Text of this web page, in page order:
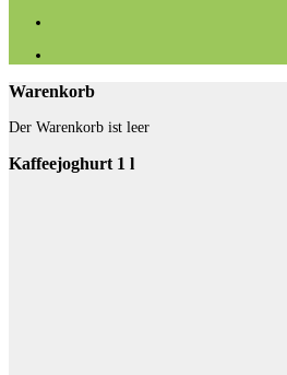
Warenkorb
Der Warenkorb ist leer
Kaffeejoghurt 1 l